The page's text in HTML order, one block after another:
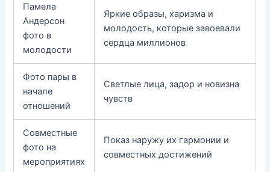
Памела
Андерсон
фото в
молодости
Яркие образы, харизма и
молодость, которые завоевали
сердца миллионов
Фото пары в
начале
отношений
Светлые лица, задор и новизна
чувств
Совместные
фото на
мероприятиях
Показ наружу их гармонии и
совместных достижений